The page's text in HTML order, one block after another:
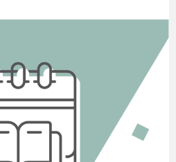
у дорослої людини за
розташовані: